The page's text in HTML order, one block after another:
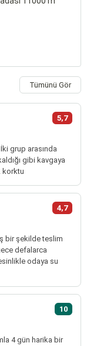
Tümünü Gör
5,7
grup arasında
gibi kavgaya
korktu
4,7
bir şekilde teslim
defalarca
odaya su
10
4 gün harika bir